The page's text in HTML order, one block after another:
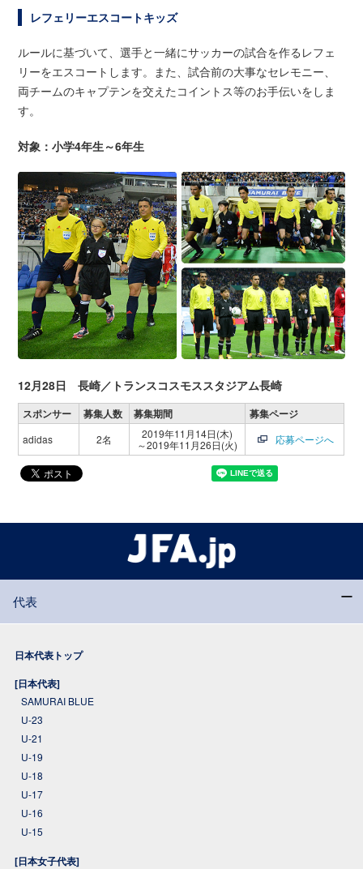
レフェリーエスコートキッズ
ルールに基づいて、選手と一緒にサッカーの試合を作るレフェ
リーをエスコートします。また、試合前の大事なセレモニー、
両チームのキャプテンを交えたコイントス等のお手伝いをしま
す。
対象：小学4年生～6年生
12月28日 長崎／トランスコスモススタジアム長崎
スポンサー 募集人数 募集期間 募集ページ
adidas 2名
2019年11月14日(木)
～2019年11月26日(火)
応募ページへ
代表
日本代表トップ
[日本代表]
SAMURAI BLUE
U-23
U-21
U-19
U-18
U-17
U-16
U-15
[日本女子代表]